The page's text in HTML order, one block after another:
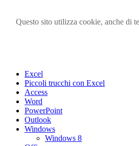
Questo sito utilizza cookie, anche di
Excel
Piccoli trucchi con Excel
Access
Word
PowerPoint
Outlook
Windows
Windows 8